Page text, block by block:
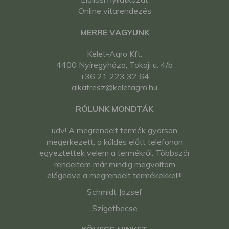
kistraktor
Iseki TG293 japán
Iseki TG33 japán
kistraktor
Iseki TG333 japán
kistraktor
Iseki TG53 japán
kistraktor
Iseki TGS37 japán
Iseki TK25 japán
kistraktor
Iseki TK25FF japán
kistraktor
Iseki TK37 japán
Kubota DC-1A japán
kistraktor
Online vitarendezés
MERRE VAGYUNK
Kelet-Agro Kft.
4400 Nyíregyháza, Tokaji u. 4/b
+36 21 223 32 64
alkatresz@keletagro.hu
RÓLUNK MONDTÁK
üdv! A megrendelt termék gyorsan
megérkezett, a küldés előtt telefonon
egyeztettek velem a termékről. Többször
rendeltem már mindig megvoltam
elégedve a megrendelt termékekkel!!!
Schmidt József
Szigetbecse